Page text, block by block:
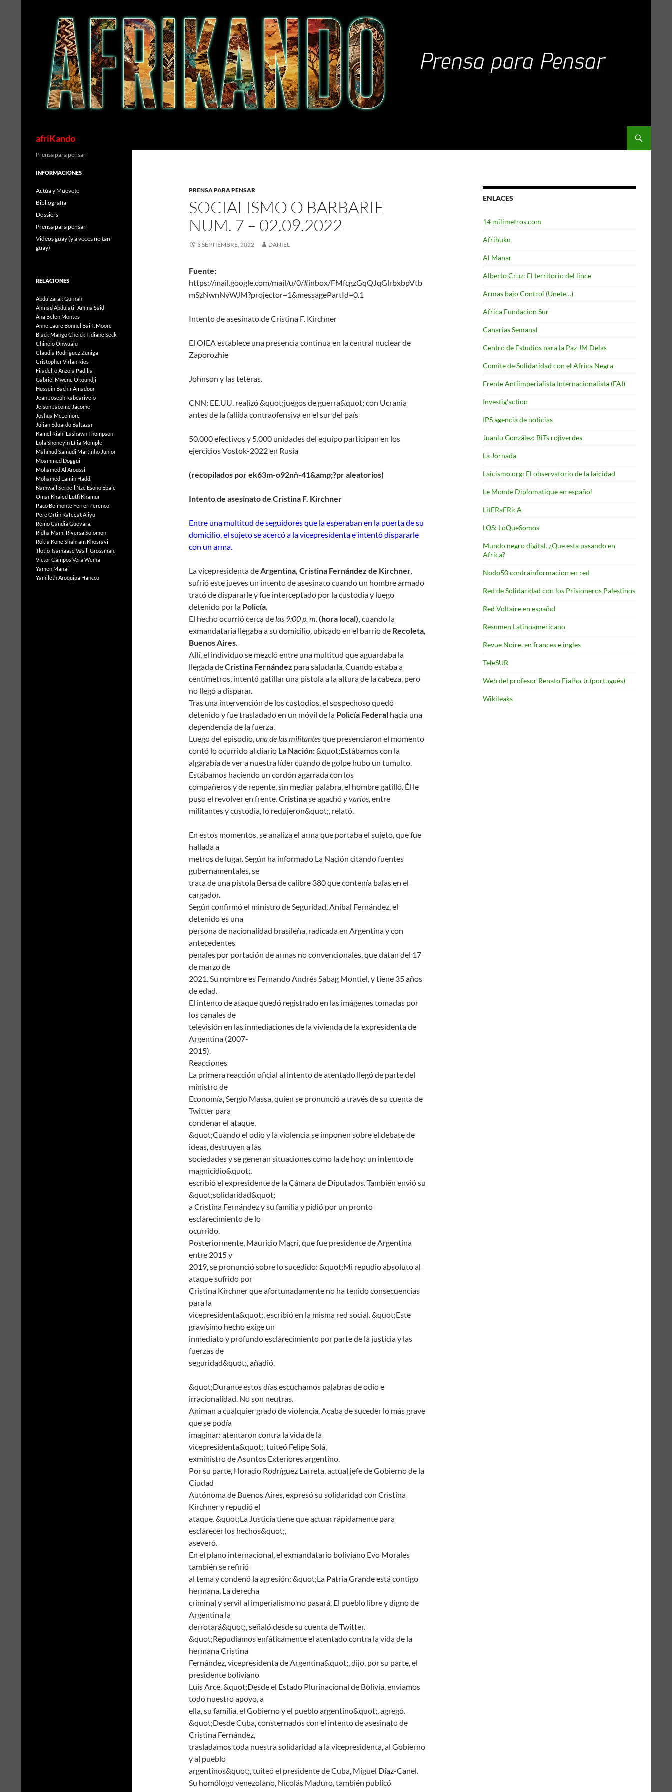
afriKando
PRENSA PARA PENSAR
SOCIALISMO O BARBARIE
NUM. 7 – 02.09.2022
3 SEPTIEMBRE, 2022 DANIEL
Fuente:
https://mail.google.com/mail/u/0/#inbox/FMfcgzGqQJqGlrbxbpVtb
mSzNwnNvWJM?projector=1&messagePartId=0.1
Intento de asesinato de Cristina F. Kirchner
El OIEA establece una presencia continua en la central nuclear de
Zaporozhie
Johnson y las teteras.
CNN: EE.UU. realizó &quot;juegos de guerra&quot; con Ucrania
antes de la fallida contraofensiva en el sur del país
50.000 efectivos y 5.000 unidades del equipo participan en los
ejercicios Vostok-2022 en Rusia
(recopilados por ek63m-o92nñ-41&amp;?pr aleatorios)
Intento de asesinato de Cristina F. Kirchner
Entre una multitud de seguidores que la esperaban en la puerta de su
domicilio, el sujeto se acercó a la vicepresidenta e intentó dispararle
con un arma.
La vicepresidenta deArgentina, Cristina Fernández de Kirchner,
sufrió este jueves un intento de asesinato cuando un hombre armado
trató de dispararle y fue interceptado por la custodia y luego
detenido por la Policía.
El hecho ocurrió cerca de las 9:00 p. m.(hora local), cuando la
exmandataria llegaba a su domicilio, ubicado en el barrio de Recoleta,
Buenos Aires.
Allí, el individuo se mezcló entre una multitud que aguardaba la
llegada deCristina Fernández para saludarla. Cuando estaba a
centímetros, intentó gatillar una pistola a la altura de la cabeza, pero
no llegó a disparar.
Tras una intervención de los custodios, el sospechoso quedó
detenido y fue trasladado en un móvil de la Policía Federal hacia una
dependencia de la fuerza.
Luego del episodio,una de las militantesque presenciaron el momento
contó lo ocurrido al diario La Nación:&quot;Estábamos con la
algarabía de ver a nuestra líder cuando de golpe hubo un tumulto.
Estábamos haciendo un cordón agarrada con los
compañeros y de repente, sin mediar palabra, el hombre gatilló. Él le
puso el revolver en frente.Cristinase agachóy varios, entre
militantes y custodia, lo redujeron&quot;, relató.
En estos momentos, se analiza el arma que portaba el sujeto, que fue
hallada a
metros de lugar. Según ha informado La Nación citando fuentes
gubernamentales, se
trata de una pistola Bersa de calibre 380 que contenía balas en el
cargador.
Según confirmó el ministro de Seguridad, Aníbal Fernández, el
detenido es una
persona de nacionalidad brasileña, radicada en Argentina y con
antecedentes
penales por portación de armas no convencionales, que datan del 17
de marzo de
2021. Su nombre es Fernando Andrés Sabag Montiel, y tiene 35 años
de edad.
El intento de ataque quedó registrado en las imágenes tomadas por
los canales de
televisión en las inmediaciones de la vivienda de la expresidenta de
Argentina (2007-
2015).
Reacciones
La primera reacción oficial al intento de atentado llegó de parte del
ministro de
Economía, Sergio Massa, quien se pronunció a través de su cuenta de
Twitter para
condenar el ataque.
&quot;Cuando el odio y la violencia se imponen sobre el debate de
ideas, destruyen a las
sociedades y se generan situaciones como la de hoy: un intento de
magnicidio&quot;,
escribió el expresidente de la Cámara de Diputados. También envió su
&quot;solidaridad&quot;
a Cristina Fernández y su familia y pidió por un pronto
esclarecimiento de lo
ocurrido.
Posteriormente, Mauricio Macri, que fue presidente de Argentina
entre 2015 y
2019, se pronunció sobre lo sucedido: &quot;Mi repudio absoluto al
ataque sufrido por
Cristina Kirchner que afortunadamente no ha tenido consecuencias
para la
vicepresidenta&quot;, escribió en la misma red social. &quot;Este
gravísimo hecho exige un
inmediato y profundo esclarecimiento por parte de la justicia y las
fuerzas de
seguridad&quot;, añadió.
&quot;Durante estos días escuchamos palabras de odio e
irracionalidad. No son neutras.
Animan a cualquier grado de violencia. Acaba de suceder lo más grave
que se podía
imaginar: atentaron contra la vida de la
vicepresidenta&quot;, tuiteó Felipe Solá,
exministro de Asuntos Exteriores argentino.
Por su parte, Horacio Rodríguez Larreta, actual jefe de Gobierno de la
Ciudad
Autónoma de Buenos Aires, expresó su solidaridad con Cristina
Kirchner y repudió el
ataque. &quot;La Justicia tiene que actuar rápidamente para
esclarecer los hechos&quot;,
aseveró.
En el plano internacional, el exmandatario boliviano Evo Morales
también se refirió
al tema y condenó la agresión: &quot;La Patria Grande está contigo
hermana. La derecha
criminal y servil al imperialismo no pasará. El pueblo libre y digno de
Argentina la
derrotará&quot;, señaló desde su cuenta de Twitter.
&quot;Repudiamos enfáticamente el atentado contra la vida de la
hermana Cristina
Fernández, vicepresidenta de Argentina&quot;, dijo, por su parte, el
presidente boliviano
Luis Arce. &quot;Desde el Estado Plurinacional de Bolivia, enviamos
todo nuestro apoyo, a
ella, su familia, el Gobierno y el pueblo argentino&quot;, agregó.
&quot;Desde Cuba, consternados con el intento de asesinato de
Cristina Fernández,
trasladamos toda nuestra solidaridad a la vicepresidenta, al Gobierno
y al pueblo
argentinos&quot;, tuiteó el presidente de Cuba, Miguel Díaz-Canel.
Su homólogo venezolano, Nicolás Maduro, también publicó
ENLACES
14 milimetros.com
Afribuku
Al Manar
Alberto Cruz: El territorio del lince
Armas bajo Control (Unete…)
Africa Fundacion Sur
Canarias Semanal
Centro de Estudios para la Paz JM Delas
Comite de Solidaridad con el Africa Negra
Frente Antiimperialista Internacionalista (FAI)
Investig'action
IPS agencia de noticias
Juanlu González: BiTs rojiverdes
La Jornada
Laicismo.org: El observatorio de la laicidad
Le Monde Diplomatique en español
LitERaFRicA
LQS: LoQueSomos
Mundo negro digital. ¿Que esta pasando en
Africa?
Nodo50 contrainformacion en red
Red de Solidaridad con los Prisioneros Palestinos
Red Voltaire en español
Resumen Latinoamericano
Revue Noire, en frances e ingles
TeleSUR
Web del profesor Renato Fialho Jr.(portugués)
Wikileaks
Prensa para pensar
INFORMACIONES
Actúa y Muevete
Bibliografía
Dossiers
Prensa para pensar
Videos guay (y a veces no tan
guay)
RELACIONES
Abdulzarak Gurnah
Ahmad AbdulatifAmina Said
Ana Belen Montes
Anne Laure Bonnel Bai T. Moore
Black MangoCheick Tidiane Seck
Chinelo Onwualu
Claudia Rodriguez Zuñiga
Cristopher Virlan Rios
Filadelfo Anzola Padilla
Gabriel Mwene Okoundji
Hussein Bachir Amadour
Jean Joseph Rabearivelo
Jeison Jacome Jacome
Joshua McLemore
Julian Eduardo Baltazar
Kamel Riahi Lashawn Thompson
Lola Shoneyin Lília Momple
Mahmud Samudi Martinho Junior
Moammed Doggui
Mohamed Al Aroussi
Mohamed Lamin Haddi
Namwall Serpell Nze Esono Ebale
Omar Khaled Lutfi Khamur
Paco Belmonte Ferrer Perenco
Pere Ortin Rafeeat Aliyu
Remo Candia Guevara.
Ridha Mami Riversa Solomon
Rokia KoneShahram Khosravi
Tlotlo TsamaaseVasili Grossman:
Víctor Campos Vera Wema
Yamen Manai
Yamileth Aroquipa Hancco